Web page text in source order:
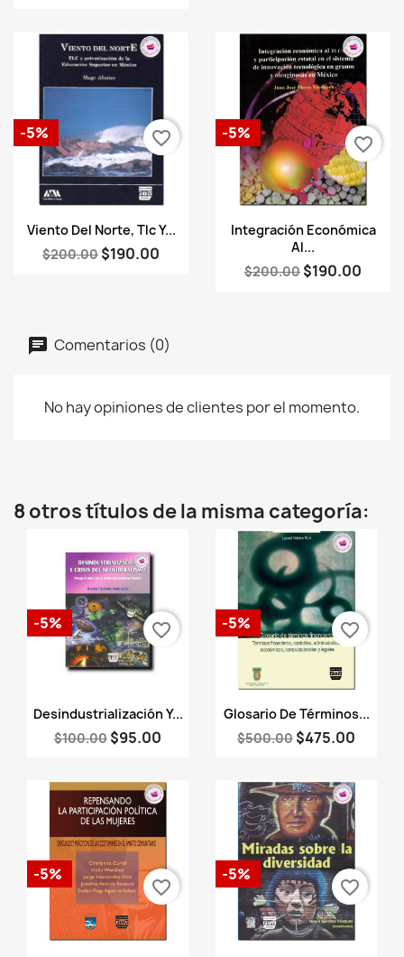
Vista rápida
Viento Del Norte, Tlc Y...
$200.00 $190.00
-5% favorite_border
Vista rápida
Integración Económica
Al...
$200.00 $190.00
-5%
favorite_border
Comentarios (0)
No hay opiniones de clientes por el momento.
8 otros títulos de la misma categoría:
Vista rápida
Desindustrialización Y...
$100.00 $95.00
-5% favorite_border
Vista rápida
Glosario De Términos...
$500.00 $475.00
-5% favorite_border
-5%
favorite_border
-5%
favorite_border